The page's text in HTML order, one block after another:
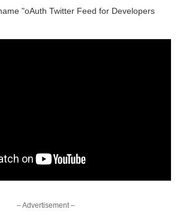
"oAuth Twitter Feed for Developers
– Advertisement –